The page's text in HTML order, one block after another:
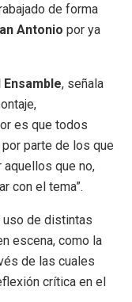
de forma
Antonio por ya
, señala
es que todos
parte de los que
que no,
con el tema”.
uso de distintas
escena, como la
de las cuales
crítica en el